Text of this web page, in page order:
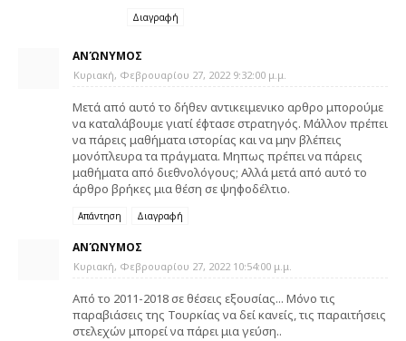
Διαγραφή
ΑΝΏΝΥΜΟΣ
Κυριακή, Φεβρουαρίου 27, 2022 9:32:00 μ.μ.
Μετά από αυτό το δήθεν αντικειμενικο αρθρο μπορούμε
να καταλάβουμε γιατί έφτασε στρατηγός. Μάλλον πρέπει
να πάρεις μαθήματα ιστορίας και να μην βλέπεις
μονόπλευρα τα πράγματα. Μηπως πρέπει να πάρεις
μαθήματα από διεθνολόγους; Αλλά μετά από αυτό το
άρθρο βρήκες μια θέση σε ψηφοδέλτιο.
Απάντηση Διαγραφή
ΑΝΏΝΥΜΟΣ
Κυριακή, Φεβρουαρίου 27, 2022 10:54:00 μ.μ.
Από το 2011-2018 σε θέσεις εξουσίας... Μόνο τις
παραβιάσεις της Τουρκίας να δεί κανείς, τις παραιτήσεις
στελεχών μπορεί να πάρει μια γεύση..